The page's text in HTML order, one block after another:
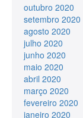
outubro 2020
setembro 2020
agosto 2020
julho 2020
junho 2020
maio 2020
abril 2020
março 2020
fevereiro 2020
janeiro 2020